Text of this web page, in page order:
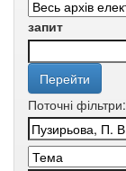
запит
Поточні фільтри: